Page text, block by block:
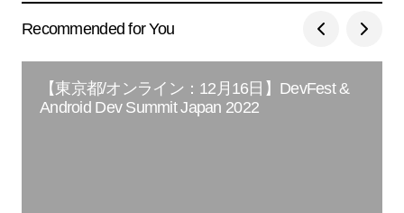
Recommended for You
【東京都/オンライン：12月16日】DevFest &
Android Dev Summit Japan 2022